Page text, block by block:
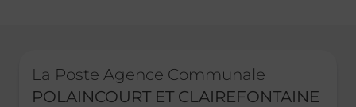
La Poste Agence Communale
POLAINCOURT ET CLAIREFONTAINE